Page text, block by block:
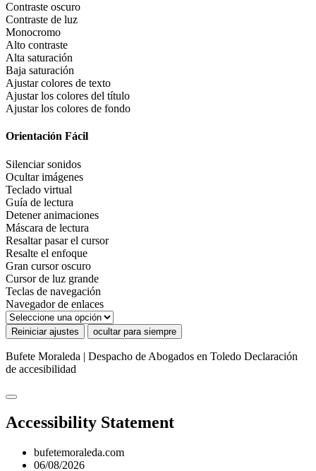
Contraste oscuro
Contraste de luz
Monocromo
Alto contraste
Alta saturación
Baja saturación
Ajustar colores de texto
Ajustar los colores del título
Ajustar los colores de fondo
Orientación Fácil
Silenciar sonidos
Ocultar imágenes
Teclado virtual
Guía de lectura
Detener animaciones
Máscara de lectura
Resaltar pasar el cursor
Resalte el enfoque
Gran cursor oscuro
Cursor de luz grande
Teclas de navegación
Navegador de enlaces
Reiniciar ajustes ocultar para siempre
Bufete Moraleda | Despacho de Abogados en Toledo Declaración
de accesibilidad
Accessibility Statement
bufetemoraleda.com
06/08/2026